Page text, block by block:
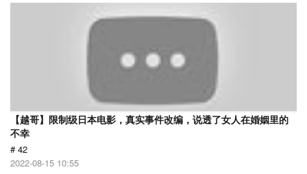
【越哥】限制级日本电影，真实事件改编，说透了女人在婚姻里的
不幸
# 42
2022-08-15 10:55